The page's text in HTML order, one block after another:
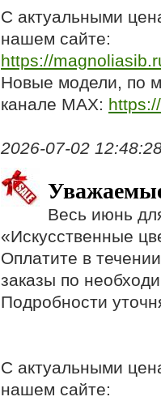
С актуальными
нашем сайте:
https://
Новые модели, по
канале МАХ:
2026-07-02
Весь июнь
«Искусственные
Оплатите в
заказы по
Подробности
С актуальными
нашем сайте: